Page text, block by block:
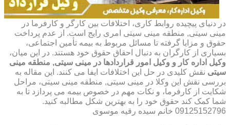
در دنیای پیچیده روابط کاری، اختلافات بین کارگر و کارفرما در
مینی سیتی, منطقه مینی سیتی امری رایج است. از عدم پرداخت
حقوق و مزایا گرفته تا مسائل مربوط به بیمه تأمین اجتماعی،
بسیاری از کارگران به دنبال احقاق حقوق خود هستند. در این میان،
وکیل اداره کار و وکیل امور قراردادها در مینی سیتی, منطقه مینی
سیتی نقش کلیدی در حل این اختلافات ایفا می کنند. این مقاله به
بررسی نقش این وکلا در مینی سیتی, منطقه مینی سیتی، مراحل
شکایت از کارفرما، و نکات مهم در خصوص بیمه می پردازد تا به
شما کمک کند حقوق خود را به بهترین شکل مطالبه کنید.
09125152796 خانم سیده رقیه موسوی